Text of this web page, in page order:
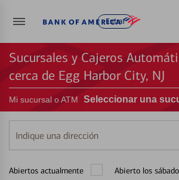
Entrar
Sucursales y Cajeros
cerca de Egg Harbor City, NJ
Mi sucursal o ATM Seleccionar una
Indique
una
Abiertos actualmente Abierto los